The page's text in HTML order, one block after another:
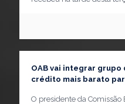
OAB vai integrar
crédito mais barato
O presidente da Comissão